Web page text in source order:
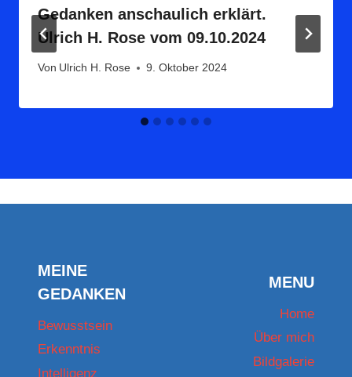
Gedanken anschaulich erklärt.
Ulrich H. Rose vom 09.10.2024
Von Ulrich H. Rose 9. Oktober 2024
MEINE
GEDANKEN
Bewusstsein
Erkenntnis
Intelligenz
MENU
Home
Über mich
Bildgalerie